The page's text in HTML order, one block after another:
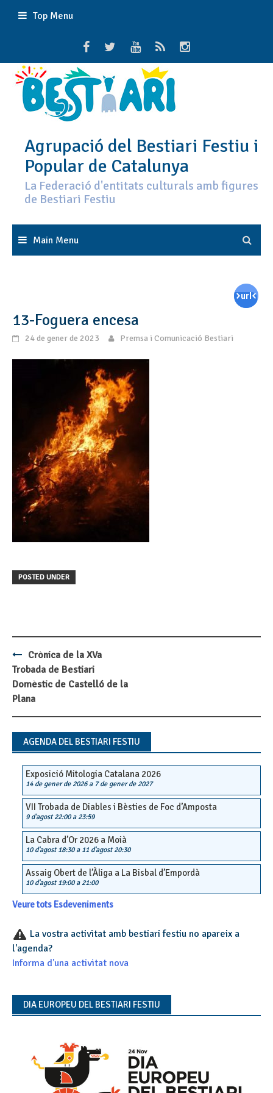
Top Menu
Agrupació del Bestiari Festiu i
Popular de Catalunya
La Federació d'entitats culturals amb figures
de Bestiari Festiu
Main Menu
13-Foguera encesa
24 de gener de 2023 Premsa i Comunicació Bestiari
POSTED UNDER
Post
navigation
Crònica de la XVa
Trobada de Bestiari
Domèstic de Castelló de la
Plana
AGENDA DEL BESTIARI FESTIU
Exposició Mitologia Catalana 2026
14 de gener de 2026a 7 de gener de 2027
VII Trobada de Diables i Bèsties de Foc d’Amposta
9 d'agost 22:00a 23:59
La Cabra d’Or 2026 a Moià
10 d'agost 18:30a 11 d'agost 20:30
Assaig Obert de l’Àliga a La Bisbal d’Empordà
10 d'agost 19:00a 21:00
Veure tots Esdeveniments
La vostra activitat amb bestiari festiu no apareix a
l'agenda?
Informa d'una activitat nova
DIA EUROPEU DEL BESTIARI FESTIU